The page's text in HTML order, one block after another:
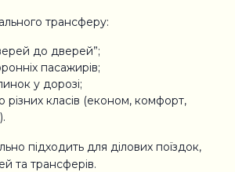
трансферу:
до дверей”;
пасажирів;
у дорозі;
різних класів (економ, комфорт,
підходить для ділових поїздок,
та трансферів.